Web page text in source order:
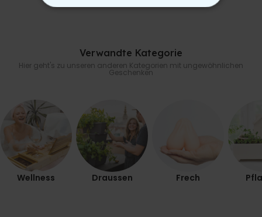
Verwandte Kategorie
Hier geht's zu unseren anderen Kategorien mit ungewöhnlichen
Geschenken
Wellness Draussen Frech
MARKETING SONSTIGE